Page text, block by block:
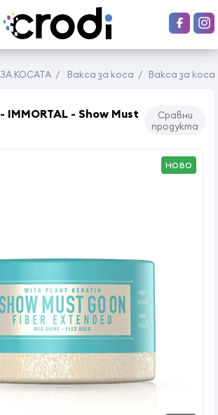
КОСАТА / Вакса за коса / Вакса за коса
IMMORTAL - Show Must
Сравни
продукта
НОВО